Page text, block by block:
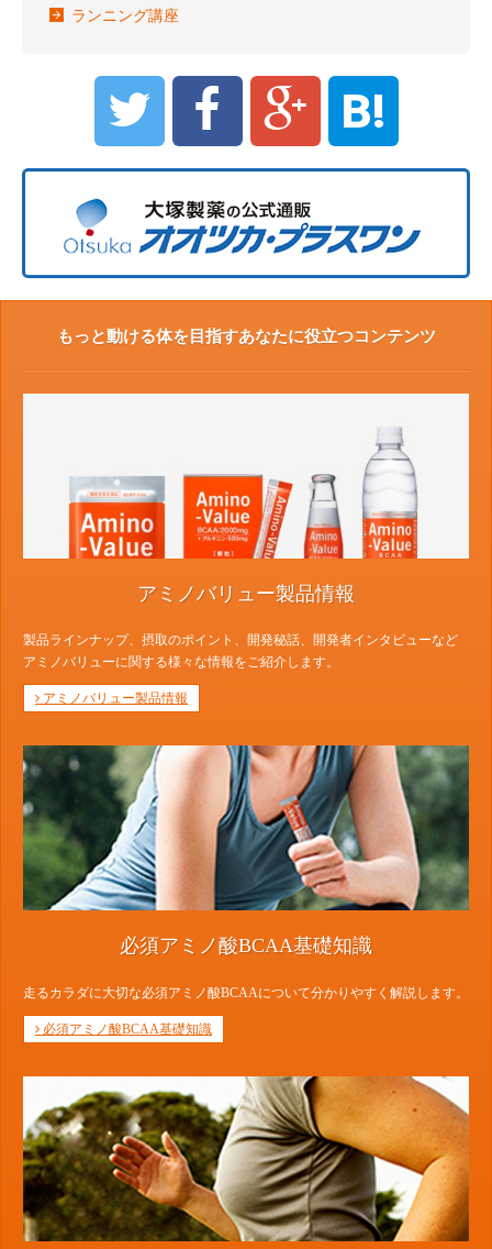
ランニング講座
B!
もっと動ける体を目指すあなたに役立つコンテンツ
アミノバリュー製品情報
製品ラインナップ、摂取のポイント、開発秘話、開発者インタビューなど
アミノバリューに関する様々な情報をご紹介します。
アミノバリュー製品情報
必須アミノ酸BCAA基礎知識
走るカラダに大切な必須アミノ酸BCAAについて分かりやすく解説します。
必須アミノ酸BCAA基礎知識